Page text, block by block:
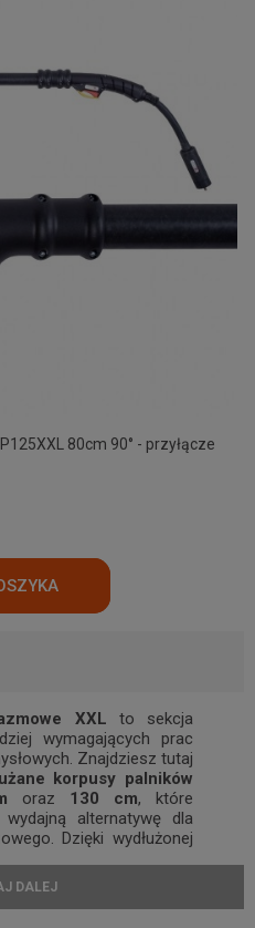
XXL to sekcja
wymagających prac
Znajdziesz tutaj
korpusy palników
oraz 130 cm, które
alternatywę dla
Dzięki wydłużonej
wielkogabarytowych
DALEJ
80cm 90° - przyłącze